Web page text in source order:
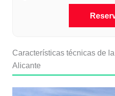
Características técnicas de
Alicante